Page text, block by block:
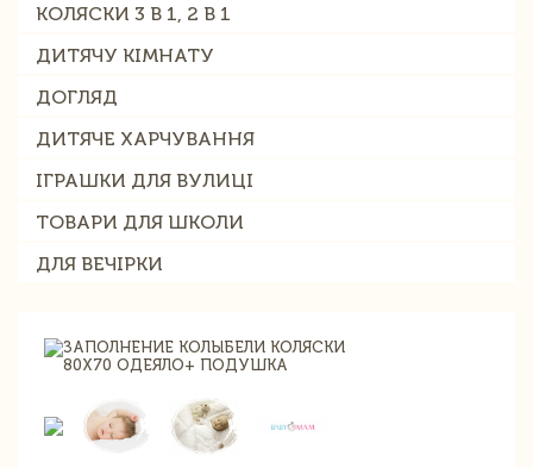
КОЛЯСКИ 3 В 1, 2 В 1
ДИТЯЧУ КІМНАТУ
ДОГЛЯД
ДИТЯЧЕ ХАРЧУВАННЯ
ІГРАШКИ ДЛЯ ВУЛИЦІ
ТОВАРИ ДЛЯ ШКОЛИ
ДЛЯ ВЕЧІРКИ